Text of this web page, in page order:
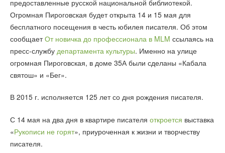
предоставленные русской национальной библиотекой.
Огромная Пироговская будет открыта 14 и 15 мая для
бесплатного посещения в честь юбилея писателя. Об этом
сообщаетОт новичка до профессионала в MLM ссылаясь на
пресс-службу департамента культуры. Именно на улице
огромная Пироговская, в доме 35А были сделаны «Кабала
святош» и «Бег».
В 2015 г. исполняется 125 лет со дня рождения писателя.
С 14 мая на два дня в квартире писателя откроется выставка
«Рукописи не горят», приуроченная к жизни и творчеству
писателя.